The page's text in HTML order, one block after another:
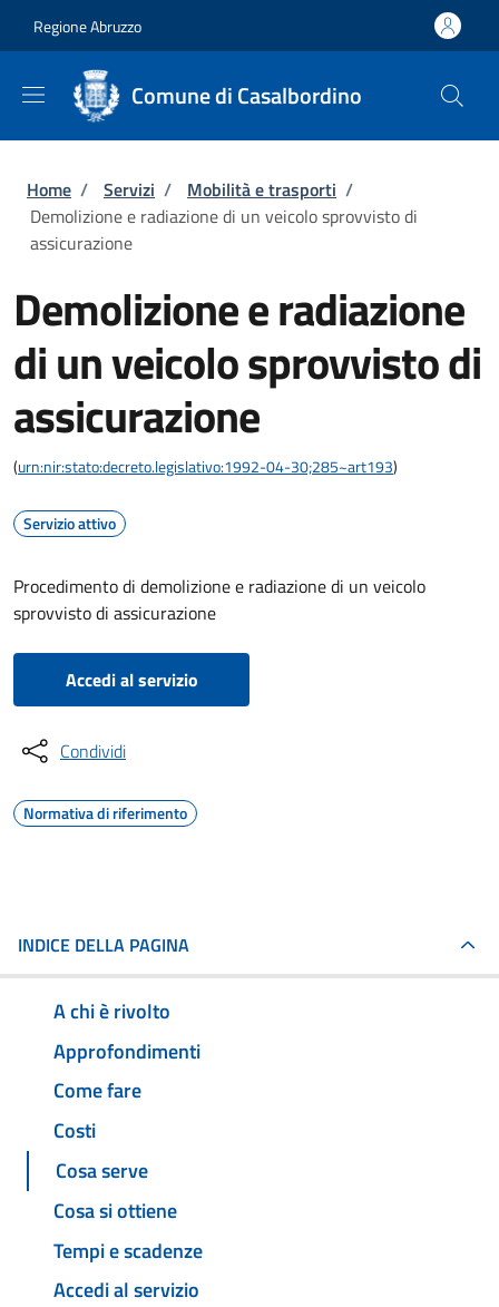
Regione Abruzzo
Comune di Casalbordino
Briciole di pane
Home / Servizi / Mobilità e trasporti /
Demolizione e radiazione di un veicolo sprovvisto di
assicurazione
Demolizione e radiazione
di un veicolo sprovvisto di
assicurazione
(urn:nir:stato:decreto.legislativo:1992-04-30;285~art193)
Servizio attivo
Procedimento di demolizione e radiazione di un veicolo
sprovvisto di assicurazione
Accedi al servizio
Condividi
Normativa di riferimento
INDICE DELLA PAGINA
A chi è rivolto
Approfondimenti
Come fare
Costi
Cosa serve
Cosa si ottiene
Tempi e scadenze
Accedi al servizio